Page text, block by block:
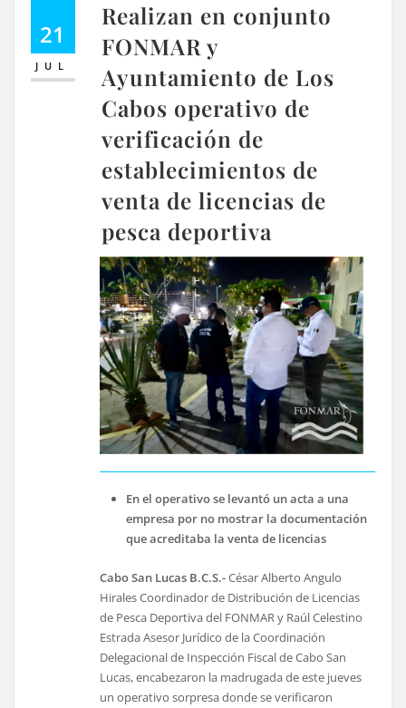
21
JUL
Realizan en conjunto
FONMAR y
Ayuntamiento de Los
Cabos operativo de
verificación de
establecimientos de
venta de licencias de
pesca deportiva
En el operativo se levantó un acta a una
empresa por no mostrar la documentación
que acreditaba la venta de licencias
Cabo San Lucas B.C.S.-César Alberto Angulo
Hirales Coordinador de Distribución de Licencias
de Pesca Deportiva del FONMAR y Raúl Celestino
Estrada Asesor Jurídico de la Coordinación
Delegacional de Inspección Fiscal de Cabo San
Lucas, encabezaron la madrugada de este jueves
un operativo sorpresa donde se verificaron